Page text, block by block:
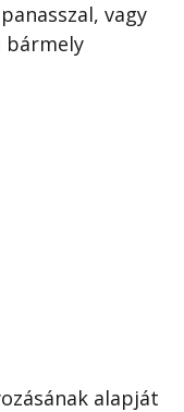
vagy
bármely
alapját